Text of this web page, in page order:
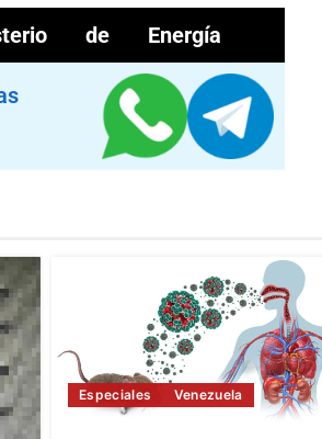
de Energía
Especiales Venezuela